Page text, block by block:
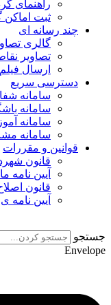
راهنمای
ثبت
چند رسانه ای
گالری
تصاویر
ارسال
دسترسی سریع
سامانه
سامانه
سامانه
سامانه
قوانین و مقررات
قانون
آیین نامه
قانون
آیین نامه
جستجو
Envelope